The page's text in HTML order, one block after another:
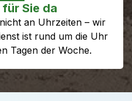
Sie da
an Uhrzeiten – wir
ist rund um die Uhr
Tagen der Woche.